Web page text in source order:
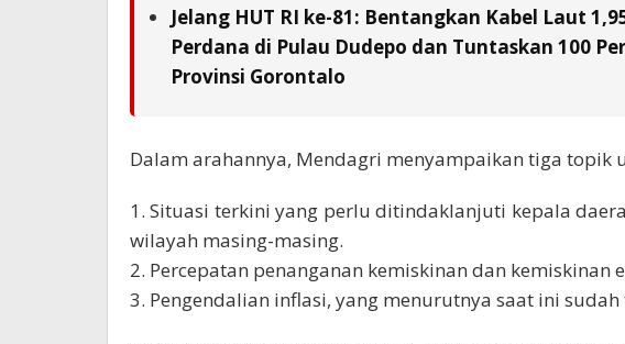
Jelang HUT RI ke-81: Bentangkan Kabel Laut
Perdana di Pulau Dudepo dan Tuntaskan 100
Provinsi Gorontalo
Dalam arahannya, Mendagri menyampaikan tiga topik
1. Situasi terkini yang perlu ditindaklanjuti kepala
wilayah masing-masing.
2. Percepatan penanganan kemiskinan dan kemiskinan
3. Pengendalian inflasi, yang menurutnya saat ini